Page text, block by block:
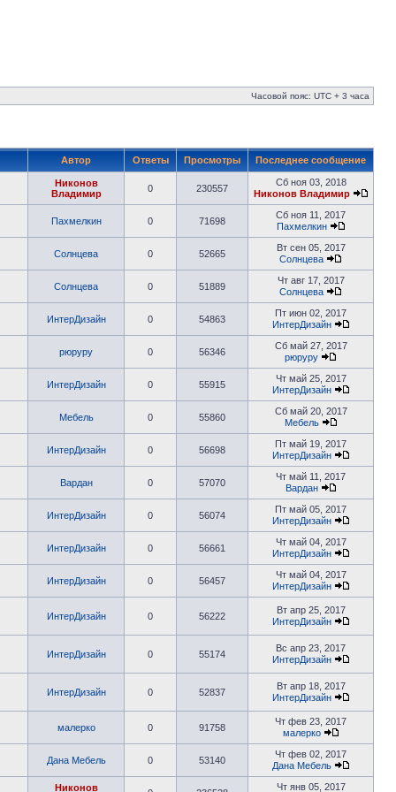
Часовой пояс: UTC + 3 часа
Автор Ответы Просмотры Последнее сообщение
Никонов
Владимир
0 230557
Сб ноя 03, 2018
Никонов Владимир
Пахмелкин 0 71698
Сб ноя 11, 2017
Пахмелкин
Солнцева 0 52665
Вт сен 05, 2017
Солнцева
Солнцева 0 51889
Чт авг 17, 2017
Солнцева
ИнтерДизайн 0 54863
Пт июн 02, 2017
ИнтерДизайн
рюруру 0 56346
Сб май 27, 2017
рюруру
ИнтерДизайн 0 55915
Чт май 25, 2017
ИнтерДизайн
Мебель 0 55860
Сб май 20, 2017
Мебель
ИнтерДизайн 0 56698
Пт май 19, 2017
ИнтерДизайн
Вардан 0 57070
Чт май 11, 2017
Вардан
ИнтерДизайн 0 56074
Пт май 05, 2017
ИнтерДизайн
ИнтерДизайн 0 56661
Чт май 04, 2017
ИнтерДизайн
ИнтерДизайн 0 56457
Чт май 04, 2017
ИнтерДизайн
ИнтерДизайн 0 56222
Вт апр 25, 2017
ИнтерДизайн
ИнтерДизайн 0 55174
Вс апр 23, 2017
ИнтерДизайн
ИнтерДизайн 0 52837
Вт апр 18, 2017
ИнтерДизайн
малерко 0 91758
Чт фев 23, 2017
малерко
Дана Мебель 0 53140
Чт фев 02, 2017
Дана Мебель
Никонов Чт янв 05, 2017